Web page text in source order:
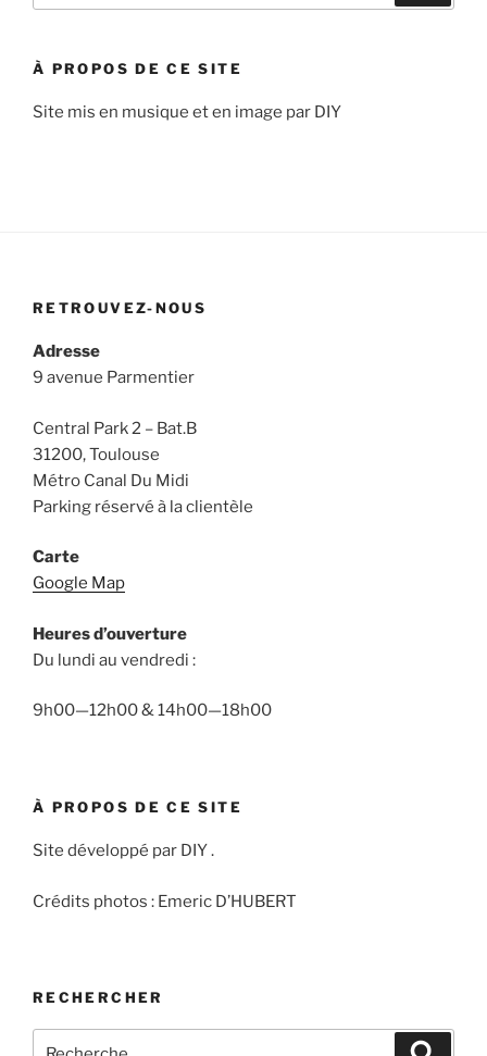
À PROPOS DE CE SITE
Site mis en musique et en image par DIY
RETROUVEZ-NOUS
Adresse
9 avenue Parmentier
Central Park 2 – Bat.B
31200, Toulouse
Métro Canal Du Midi
Parking réservé à la clientèle
Carte
Google Map
Heures d’ouverture
Du lundi au vendredi :
9h00—12h00 & 14h00—18h00
À PROPOS DE CE SITE
Site développé par DIY .
Crédits photos : Emeric D’HUBERT
RECHERCHER